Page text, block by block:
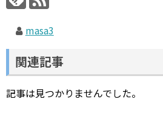
masa3
関連記事
記事は見つかりませんでした。